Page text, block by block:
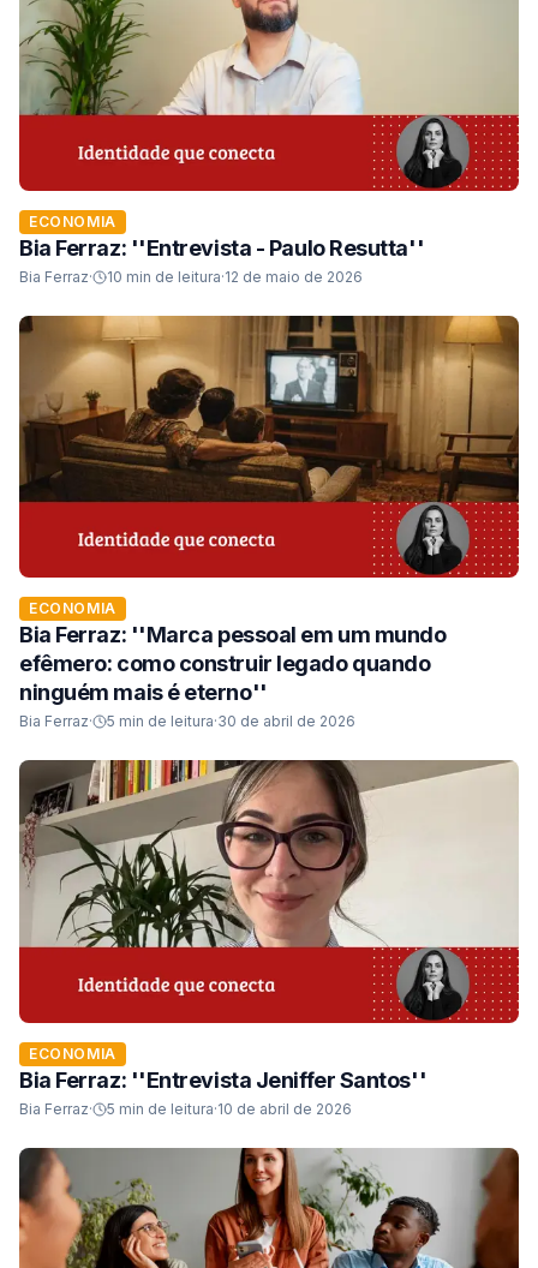
ECONOMIA
Bia Ferraz: ''Entrevista - Paulo Resutta''
Bia Ferraz· 10 min de leitura·12 de maio de 2026
ECONOMIA
Bia Ferraz: ''Marca pessoal em um mundo
efêmero: como construir legado quando
ninguém mais é eterno''
Bia Ferraz· 5 min de leitura·30 de abril de 2026
ECONOMIA
Bia Ferraz: ''Entrevista Jeniffer Santos''
Bia Ferraz· 5 min de leitura·10 de abril de 2026